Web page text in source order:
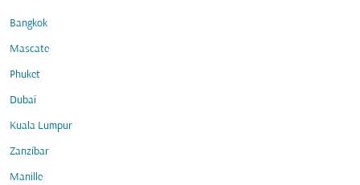
Bangkok
Mascate
Phuket
Dubaï
Kuala Lumpur
Zanzíbar
Manille